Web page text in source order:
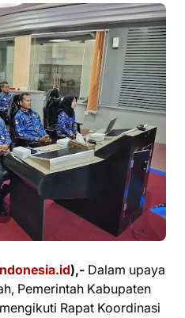
),- Dalam upaya
Pemerintah Kabupaten
Rapat Koordinasi